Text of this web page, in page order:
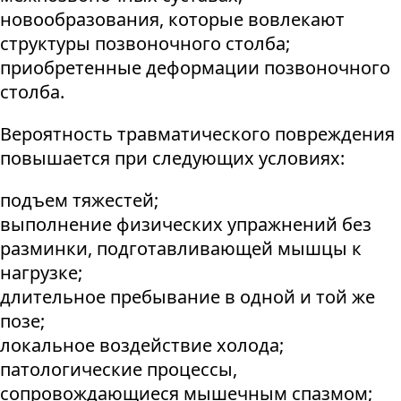
новообразования, которые вовлекают
структуры позвоночного столба;
приобретенные деформации позвоночного
столба.
Вероятность травматического повреждения
повышается при следующих условиях:
подъем тяжестей;
выполнение физических упражнений без
разминки, подготавливающей мышцы к
нагрузке;
длительное пребывание в одной и той же
позе;
локальное воздействие холода;
патологические процессы,
сопровождающиеся мышечным спазмом;